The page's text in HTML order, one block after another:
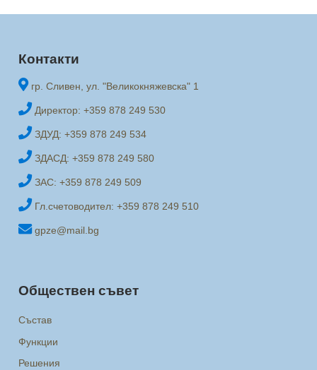
Контакти
гр. Сливен, ул. "Великокняжевска" 1
Директор: +359 878 249 530
ЗДУД: +359 878 249 534
ЗДАСД: +359 878 249 580
ЗАС: +359 878 249 509
Гл.счетоводител: +359 878 249 510
gpze@mail.bg
Обществен съвет
Състав
Функции
Решения